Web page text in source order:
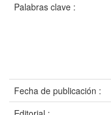
Palabras clave :
Fecha de publicación :